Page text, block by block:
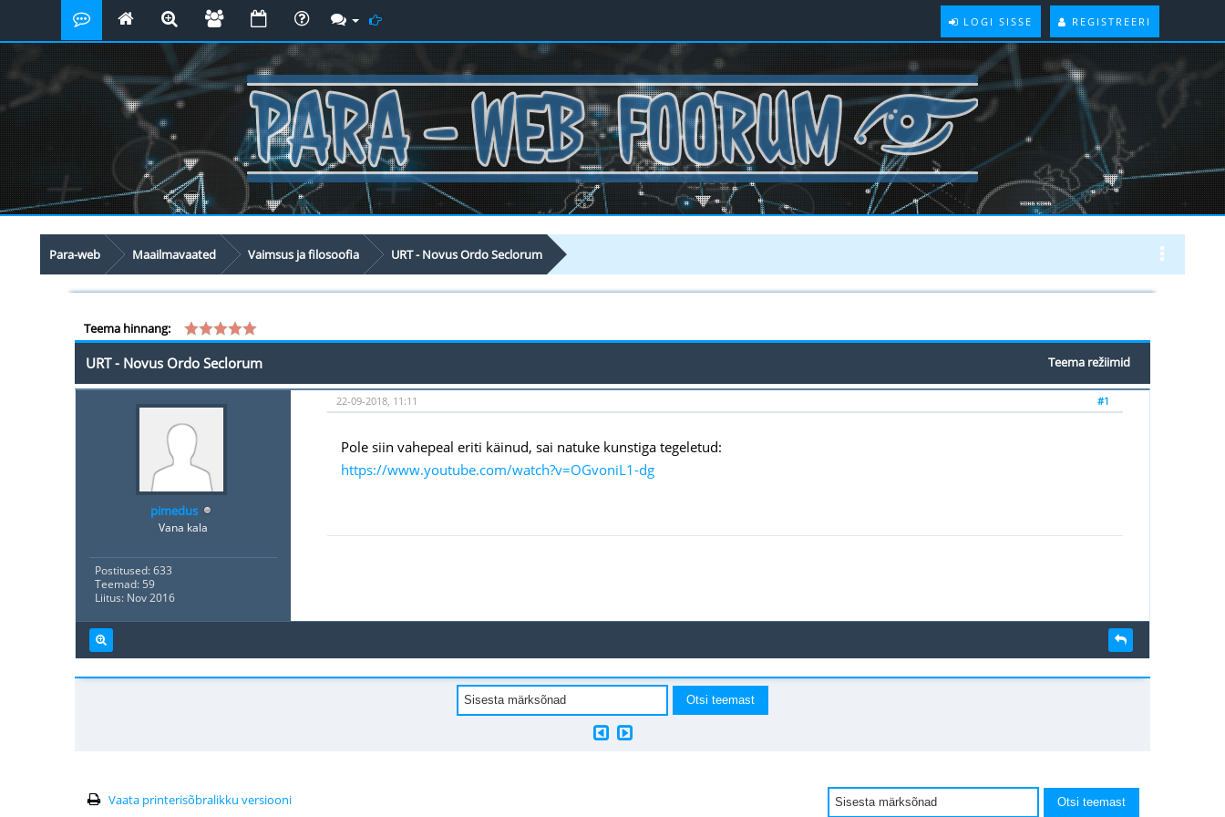
LOGI SISSE REGISTREERI
Para-web Maailmavaated Vaimsus ja filosoofia URT - Novus Ordo Seclorum
Teema hinnang:
Teema režiimid
URT - Novus Ordo Seclorum
pimedus
Vana kala
Postitused: 633
Teemad: 59
Liitus: Nov 2016
#1
22-09-2018, 11:11
Pole siin vahepeal eriti käinud, sai natuke kunstiga tegeletud:
https://www.youtube.com/watch?v=OGvoniL1-dg
Vaata printerisõbralikku versiooni